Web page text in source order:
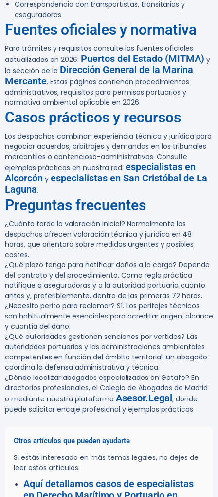
Correspondencia con transportistas, transitarios y
aseguradoras.
Fuentes oficiales y normativa
Para trámites y requisitos consulte las fuentes oficiales
actualizadas en 2026: Puertos del Estado (MITMA) y
la sección de la Dirección General de la Marina
Mercante. Estas páginas contienen procedimientos
administrativos, requisitos para permisos portuarios y
normativa ambiental aplicable en 2026.
Casos prácticos y recursos
Los despachos combinan experiencia técnica y jurídica para
negociar acuerdos, arbitrajes y demandas en los tribunales
mercantiles o contencioso-administrativos. Consulte
ejemplos prácticos en nuestra red: especialistas en
Alcorcón y especialistas en San Cristóbal de La
Laguna.
Preguntas frecuentes
¿Cuánto tarda la valoración inicial? Normalmente los
despachos ofrecen valoración técnica y jurídica en 48
horas, que orientará sobre medidas urgentes y posibles
costes.
¿Qué plazo tengo para notificar daños a la carga? Depende
del contrato y del procedimiento. Como regla práctica
notifique a aseguradoras y a la autoridad portuaria cuanto
antes y, preferiblemente, dentro de las primeras 72 horas.
¿Necesito perito para reclamar? Sí. Los peritajes técnicos
son habitualmente esenciales para acreditar origen, alcance
y cuantía del daño.
¿Qué autoridades gestionan sanciones por vertidos? Las
autoridades portuarias y las administraciones ambientales
competentes en función del ámbito territorial; un abogado
coordina la defensa administrativa y técnica.
¿Dónde localizar abogados especializados en Getafe? En
directorios profesionales, el Colegio de Abogados de Madrid
o mediante nuestra plataforma Asesor.Legal, donde
puede solicitar encaje profesional y ejemplos prácticos.
Otros artículos que pueden ayudarte
Si estás interesado en más temas legales, no dejes de
leer estos artículos:
Aquí detallamos casos de especialistas